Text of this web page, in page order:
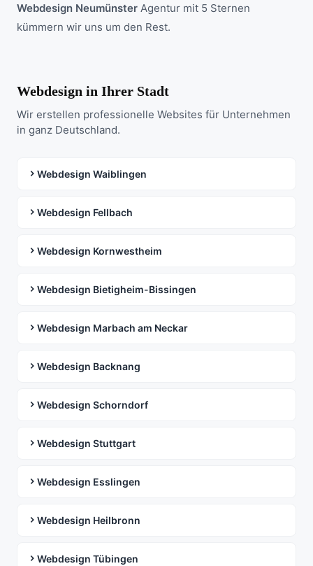
Webdesign Neumünster Agentur mit 5 Sternen
kümmern wir uns um den Rest.
Webdesign in Ihrer Stadt
Wir erstellen professionelle Websites für Unternehmen
in ganz Deutschland.
Webdesign Waiblingen
Webdesign Fellbach
Webdesign Kornwestheim
Webdesign Bietigheim-Bissingen
Webdesign Marbach am Neckar
Webdesign Backnang
Webdesign Schorndorf
Webdesign Stuttgart
Webdesign Esslingen
Webdesign Heilbronn
Webdesign Tübingen